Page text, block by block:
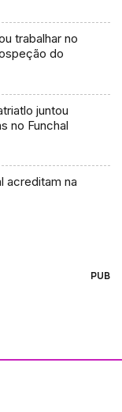
trabalhar no
do
juntou
no Funchal
acreditam na
PUB